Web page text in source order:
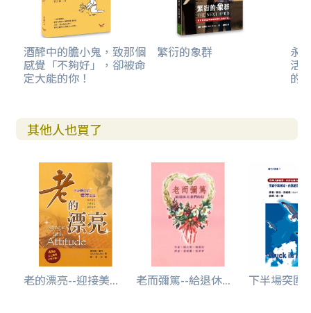
酒醡中的膽小鬼，致那個
感覺「不夠好」，卻被命
定大能的你！
繁衍的象群 永
活
的
其他人也買了
老的漂亮--迎接美... 老而彌篤--給退休... 下半場突圍